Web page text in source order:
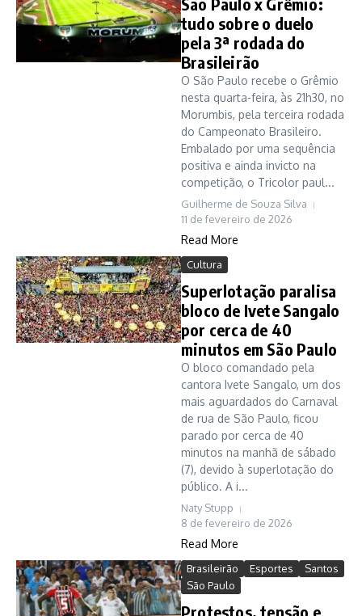
tudo sobre o duelo
pela 3ª rodada do
Brasileirão
O São Paulo recebe o Grêmio
nesta quarta-feira, às 21h30, no
Morumbis, pela terceira rodada
do Campeonato Brasileiro.
Embalado por uma sequência
positiva e ainda invicto na
competição, o Tricolor paul...
Guilherme de Souza Silva
11 de fevereiro de 2026
Read More
Cultura
Superlotação paralisa
bloco de Ivete Sangalo
por cerca de 40
minutos em São Paulo
O bloco comandado pela
cantora Ivete Sangalo, um dos
mais aguardados do Carnaval
de rua de São Paulo, ficou
parado por cerca de 40
minutos na manhã de sábado
(7), devido à superlotação do
público. A i...
Naty Stupp
8 de fevereiro de 2026
Read More
Brasileirão Esportes
Santos
São Paulo
Protestos, tensão e